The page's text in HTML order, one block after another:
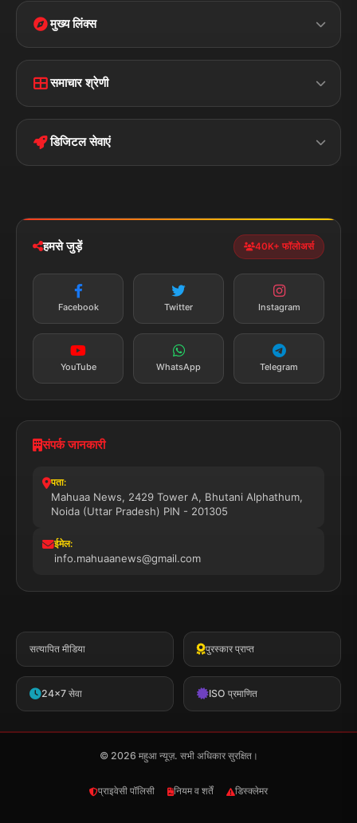
मुख्य लिंक्स
Terms &
Privacy Policy
समाचार श्रेणी
पॉलिटिकल झारखण्ड
डिजिटल सेवाएं
न्यूज़ अलर्ट
तत्काल अपडेट
सब्सक्राइब करें
हमसे जुड़ें 40K+ फॉलोअर्स
Facebook Twitter Instagram
YouTube WhatsApp Telegram
संपर्क जानकारी
पता:
Mahuaa News, 2429 Tower A, Bhutani Alphathum,
Noida (Uttar Pradesh) PIN - 201305
ईमेल:
info.mahuaanews@gmail.com
सत्यापित मीडिया पुरस्कार प्राप्त
24x7 सेवा ISO प्रमाणित
© 2026 महुआ न्यूज़. सभी अधिकार सुरक्षित।
प्राइवेसी पॉलिसी नियम व शर्तें डिस्क्लेमर